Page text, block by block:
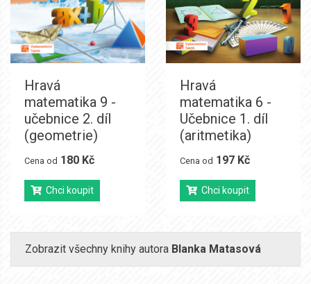
Hravá
matematika 9 -
učebnice 2. díl
(geometrie)
Cena od 180 Kč
Chci koupit
Hravá
matematika 6 -
Učebnice 1. díl
(aritmetika)
Cena od 197 Kč
Chci koupit
Zobrazit všechny knihy autora Blanka Matasová